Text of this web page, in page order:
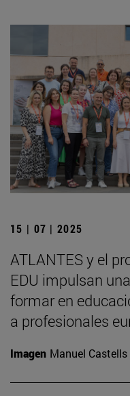
15 | 07 | 2025
ATLANTES y el
EDU impulsan
formar en
a profesionales
Imagen Manuel Castells